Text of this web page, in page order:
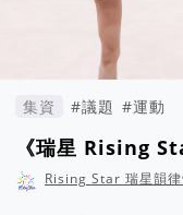
集資 #議題 #運動
《瑞星 Rising
Rising Star 瑞星韻律